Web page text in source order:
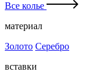
Все колье
материал
Золото Серебро
вставки